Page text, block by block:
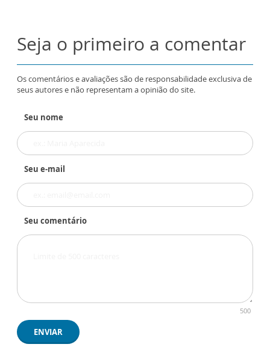
Seja o primeiro a comentar
Os comentários e avaliações são de responsabilidade exclusiva de
seus autores e não representam a opinião do site.
Seu nome
Seu e-mail
Seu comentário
500
ENVIAR